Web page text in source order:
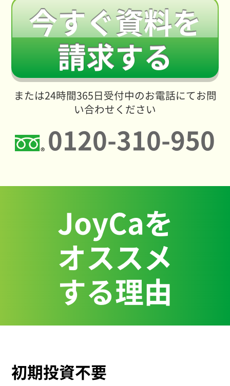
今すぐ資料を
請求する
または24時間365日受付中のお電話にてお問
い合わせください
0120-310-950
JoyCaを
オススメ
する理由
初期投資不要